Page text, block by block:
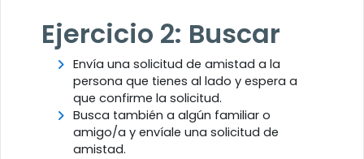
Ejercicio 2: Buscar
Envía una solicitud de amistad a la
persona que tienes al lado y espera a
que confirme la solicitud.
Busca también a algún familiar o
amigo/a y envíale una solicitud de
amistad.